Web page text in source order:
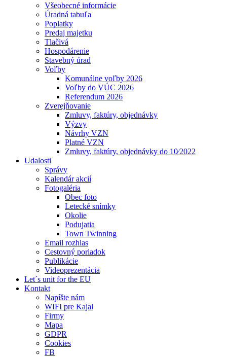
Všeobecné informácie
Úradná tabuľa
Poplatky
Predaj majetku
Tlačivá
Hospodárenie
Stavebný úrad
Voľby
Komunálne voľby 2026
Voľby do VÚC 2026
Referendum 2026
Zverejňovanie
Zmluvy, faktúry, objednávky
Výzvy
Návrhy VZN
Platné VZN
Zmluvy, faktúry, objednávky do 10⁄2022
Udalosti
Správy
Kalendár akcií
Fotogaléria
Obec foto
Letecké snímky
Okolie
Podujatia
Town Twinning
Email rozhlas
Cestovný poriadok
Publikácie
Videoprezentácia
Let´s unit for the EU
Kontakt
Napíšte nám
WIFI pre Kajal
Firmy
Mapa
GDPR
Cookies
FB